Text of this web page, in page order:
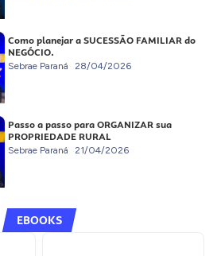
Como planejar a SUCESSÃO FAMILIAR do
NEGÓCIO.
Sebrae Paraná 28/04/2026
Passo a passo para ORGANIZAR sua
PROPRIEDADE RURAL
Sebrae Paraná 21/04/2026
EBOOKS